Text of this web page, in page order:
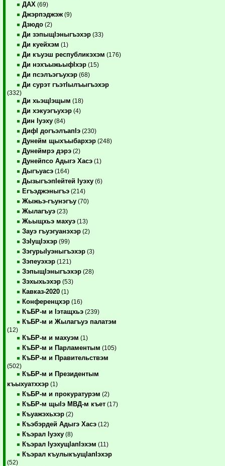
ДАХ (69)
Джэрпэджэж (9)
Дзюдо (2)
Ди зэпыщIэныгъэхэр (33)
Ди куейхэм (1)
Ди къуэш республикэхэм (176)
Ди нэхъыжьыфIхэр (15)
Ди псэлъэгъухэр (68)
Ди сурэт гъэтIылъыгъэхэр
(332)
Ди хьэщIэщым (18)
Ди хэкуэгъухэр (4)
Дин Iуэху (84)
ДифI догъэлъапIэ (230)
Дунейм щыхъыбархэр (248)
Дунеймрэ дэрэ (2)
Дунейпсо Адыгэ Хасэ (1)
Дыгъуасэ (164)
ДызыгъэпIейтей Iуэху (6)
Егъэджэныгъэ (214)
Жыжьэ-гъунэгъу (70)
Жылагъуэ (23)
Жьыщхьэ махуэ (13)
Зауэ гъуэгуанэхэр (2)
ЗэIущIэхэр (99)
ЗэгурыIуэныгъэхэр (3)
Зэпеуэхэр (121)
ЗэпыщIэныгъэхэр (28)
Зэхыхьэхэр (53)
Кавказ-2020 (1)
Конференцхэр (16)
КъБР-м и Iэтащхьэ (239)
КъБР-м и Жылагъуэ палатэм
(12)
КъБР-м и махуэм (1)
КъБР-м и Парламентым (105)
КъБР-м и Правительствэм
(502)
КъБР-м и Президентым
къыхуатххэр (1)
КъБР-м и прокуратурэм (2)
КъБР-м щыIэ МВД-м къет (17)
Къуажэхьхэр (2)
Къэбэрдей Адыгэ Хасэ (12)
Къэрал Iуэху (8)
Къэрал IуэхущIапIэхэм (11)
Къэрал къулыкъущIапIэхэр
(52)